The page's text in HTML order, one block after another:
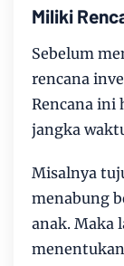
Miliki
Sebelum
rencana
Rencana ini
jangka
Misalnya
menabung
anak. Maka